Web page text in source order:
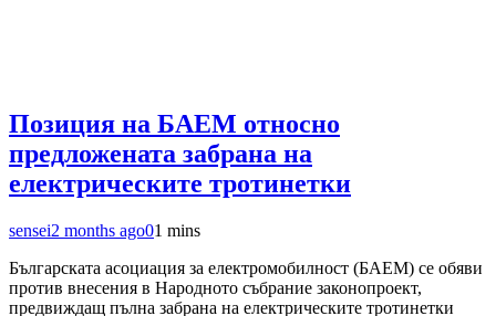
Позиция на БАЕМ относно
предложената забрана на
електрическите тротинетки
sensei2 months ago01 mins
Българската асоциация за електромобилност (БАЕМ) се обяви
против внесения в Народното събрание законопроект,
предвиждащ пълна забрана на електрическите тротинетки